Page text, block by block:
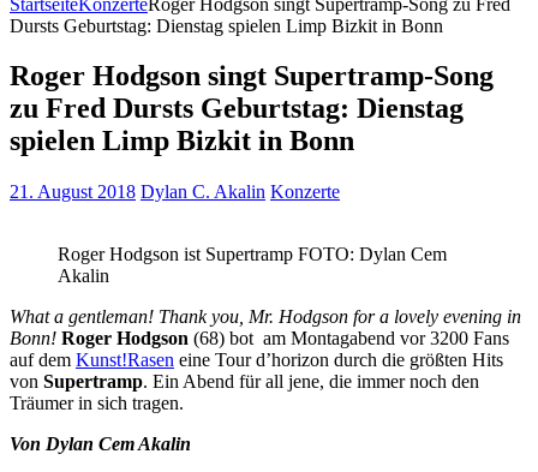
Dursts Geburtstag: Dienstag spielen Limp Bizkit in Bonn
Roger Hodgson singt Supertramp-Song
zu Fred Dursts Geburtstag: Dienstag
spielen Limp Bizkit in Bonn
21. August 2018 Dylan C. Akalin Konzerte
Roger Hodgson ist Supertramp FOTO: Dylan Cem
Akalin
What a gentleman! Thank you, Mr. Hodgson for a lovely evening in
Bonn! Roger Hodgson (68) bot am Montagabend vor 3200 Fans
auf dem Kunst!Rasen eine Tour d’horizon durch die größten Hits
von Supertramp. Ein Abend für all jene, die immer noch den
Träumer in sich tragen.
Von Dylan Cem Akalin